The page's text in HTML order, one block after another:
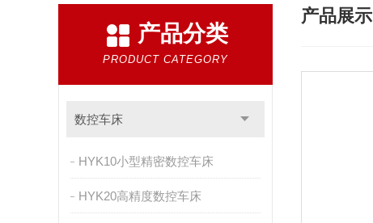
产品分类
PRODUCT CATEGORY
数控车床
HYK10小型精密数控车床
HYK20高精度数控车床
产品展示